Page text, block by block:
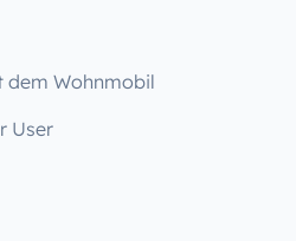
dem Wohnmobil
User